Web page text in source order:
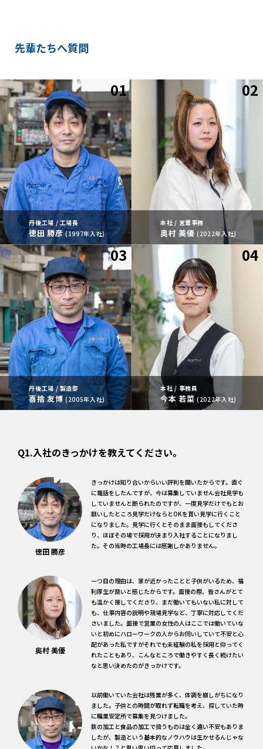
先輩たちへ質問
丹後工場 / 工場長
徳田 勝彦(1997年入社)
本社 / 営業事務
奥村 美優(2022年入社)
丹後工場 / 製造部
喜捨 友博(2005年入社)
本社 / 事務員
今本 若菜(2022年入社)
Q1.入社のきっかけを教えてください。
徳田 勝彦
きっかけは知り合いからいい評判を聞いたからです。直ぐ
に電話をしたんですが、今は募集していません会社見学も
していませんと断られたのですが、一度見学だけでもとお
願いしたところ見学だけならとOKを貰い見学に行くこと
になりました。見学に行くとそのまま面接もしてくださ
り、ほぼその場で採用が決まり入社することになりまし
た。その当時の工場長には感謝しかありません。
奥村 美優
一つ目の理由は、家が近かったことと子供がいるため、福
利厚生が良いと感じたからです。面接の際、皆さんがとて
も温かく接してくださり、まだ働いてもいない私に対して
も、仕事内容の説明や現場見学など、丁寧に対応してくだ
さいました。面接で営業の女性の人はここでは働いていな
いと初めにハローワークの人からお伺いしていて不安と心
配があった私ですがそれでも未経験の私を採用と仰ってく
れたこともあり、こんなところで働きやすく長く続けたい
なと思い決めたのがきっかけです。
以前働いていた会社は残業が多く、体調を崩しがちになり
ました。子供との時間が取れず転職を考え、探していた時
に職業安定所で募集を見つけました。
鉄の加工と食品の加工で扱うものは全く違い不安もありま
したが、製造という基本的なノウハウは生かせるんじゃな